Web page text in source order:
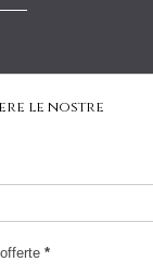
le nostre
*